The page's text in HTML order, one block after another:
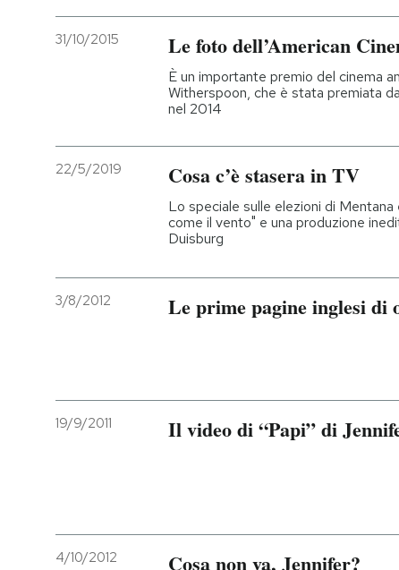
CALENDARIO
AREA PERSONALE
Entra
31/10/2015 Le foto dell’American
È un importante premio del cinema
Witherspoon, che è stata premiata
nel 2014
22/5/2019 Cosa c’è stasera in TV
Lo speciale sulle elezioni di
come il vento" e una produzione
Duisburg
3/8/2012 Le prime pagine inglesi di
19/9/2011 Il video di “Papi” di
4/10/2012 Cosa non va, Jennifer?